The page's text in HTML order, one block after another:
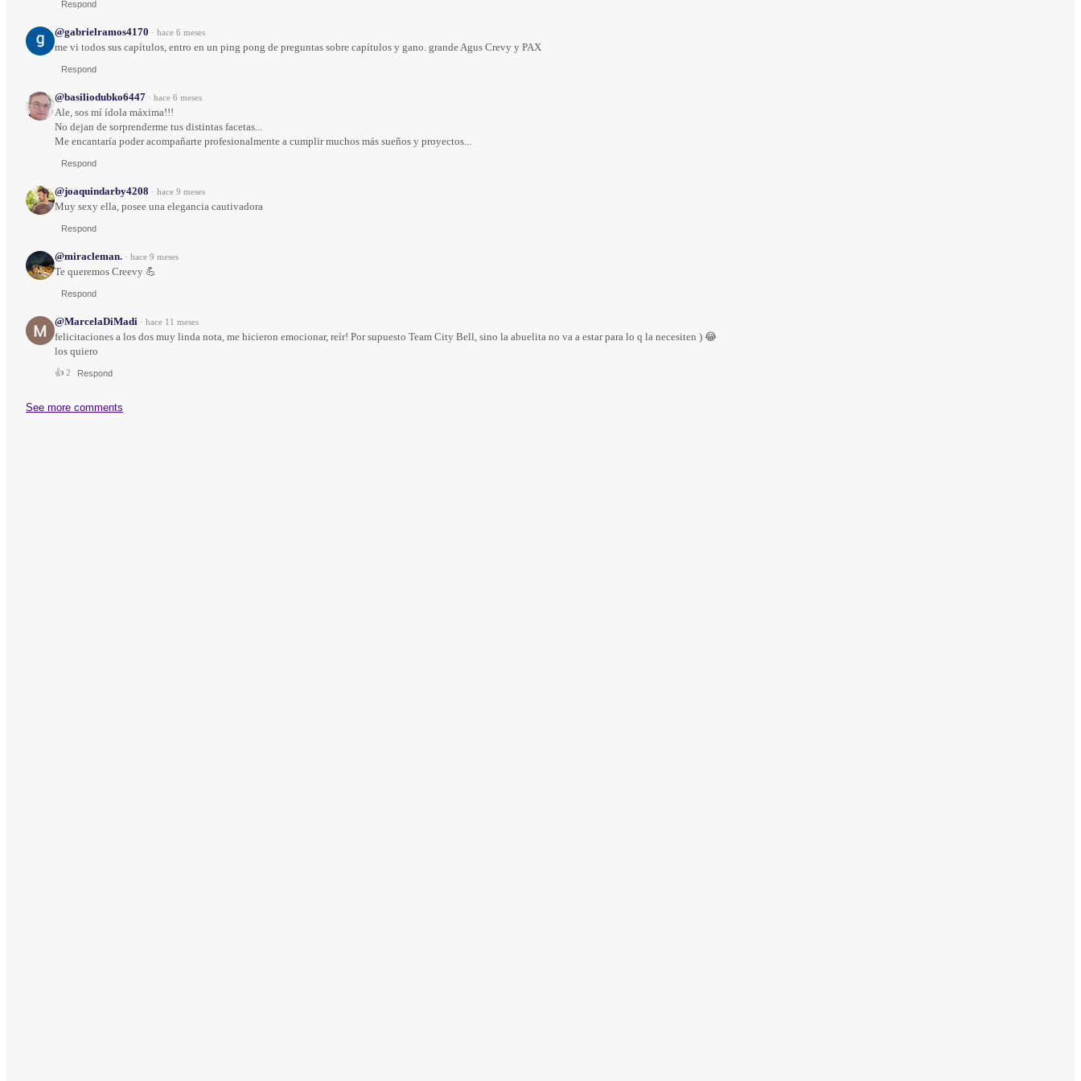
Respond
@gabrielramos4170 · hace 6 meses
me vi todos sus capítulos, entro en un ping pong de preguntas sobre capítulos y gano. grande Agus Crevy y PAX
Respond
@basiliodubko6447 · hace 6 meses
Ale, sos mí ídola máxima!!!
No dejan de sorprenderme tus distintas facetas...
Me encantaría poder acompañarte profesionalmente a cumplir muchos más sueños y proyectos...
Respond
@joaquindarby4208 · hace 9 meses
Muy sexy ella, posee una elegancia cautivadora
Respond
@miracleman. · hace 9 meses
Te queremos Creevy 💪
Respond
@MarcelaDiMadi · hace 11 meses
felicitaciones a los dos muy linda nota, me hicieron emocionar, reír! Por supuesto Team City Bell, sino la abuelita no va a estar para lo q la necesiten ) 😂
los quiero
👍 2 Respond
See more comments